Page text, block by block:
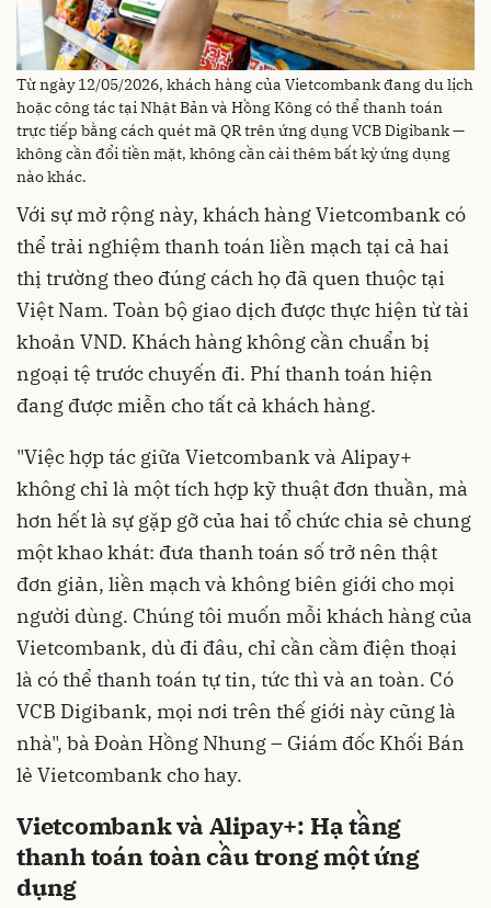
Từ ngày 12/05/2026, khách hàng của Vietcombank đang du lịch
hoặc công tác tại Nhật Bản và Hồng Kông có thể thanh toán
trực tiếp bằng cách quét mã QR trên ứng dụng VCB Digibank —
không cần đổi tiền mặt, không cần cài thêm bất kỳ ứng dụng
nào khác.
Với sự mở rộng này, khách hàng Vietcombank có
thể trải nghiệm thanh toán liền mạch tại cả hai
thị trường theo đúng cách họ đã quen thuộc tại
Việt Nam. Toàn bộ giao dịch được thực hiện từ tài
khoản VND. Khách hàng không cần chuẩn bị
ngoại tệ trước chuyến đi. Phí thanh toán hiện
đang được miễn cho tất cả khách hàng.
"Việc hợp tác giữa Vietcombank và Alipay+
không chỉ là một tích hợp kỹ thuật đơn thuần, mà
hơn hết là sự gặp gỡ của hai tổ chức chia sẻ chung
một khao khát: đưa thanh toán số trở nên thật
đơn giản, liền mạch và không biên giới cho mọi
người dùng. Chúng tôi muốn mỗi khách hàng của
Vietcombank, dù đi đâu, chỉ cần cầm điện thoại
là có thể thanh toán tự tin, tức thì và an toàn. Có
VCB Digibank, mọi nơi trên thế giới này cũng là
nhà", bà Đoàn Hồng Nhung – Giám đốc Khối Bán
lẻ Vietcombank cho hay.
Vietcombank và Alipay+: Hạ tầng
thanh toán toàn cầu trong một ứng
dụng